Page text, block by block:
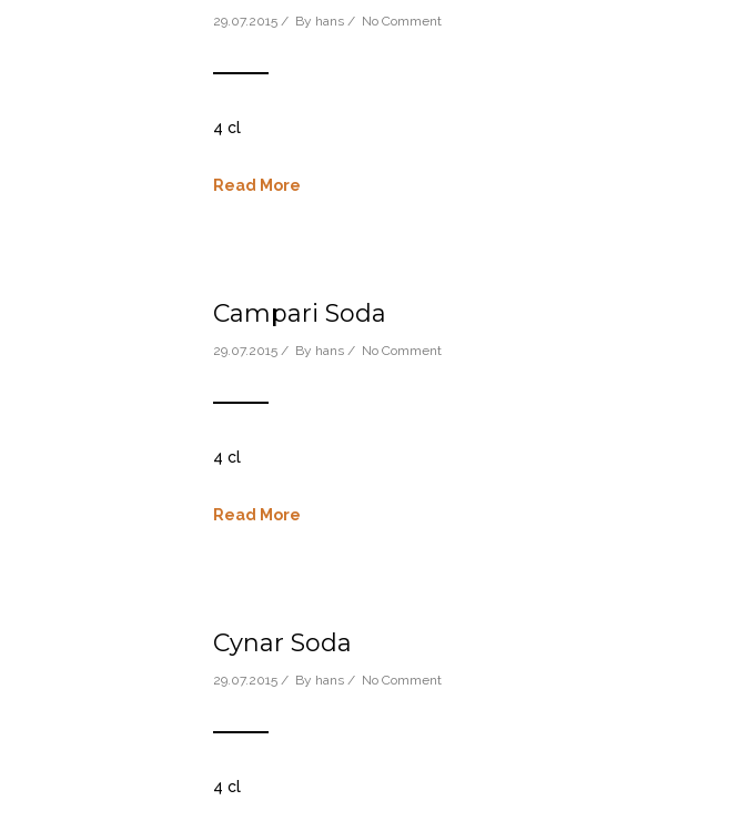
29.07.2015 / By hans / No Comment
4 cl
Read More
Campari Soda
29.07.2015 / By hans / No Comment
4 cl
Read More
Cynar Soda
29.07.2015 / By hans / No Comment
4 cl